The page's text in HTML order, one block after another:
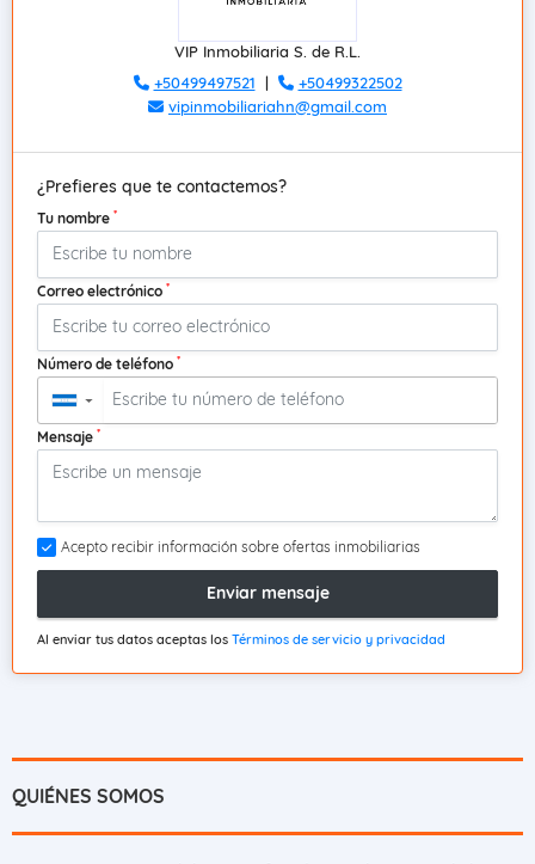
VIP Inmobiliaria S. de R.L.
+50499497521 |
+50499322502
vipinmobiliariahn@gmail.com
¿Prefieres que te contactemos?
Tu nombre *
Correo electrónico *
Número de teléfono *
▼
Mensaje *
Acepto recibir información sobre ofertas inmobiliarias
Enviar mensaje
Al enviar tus datos aceptas los Términos de servicio y privacidad
QUIÉNES SOMOS